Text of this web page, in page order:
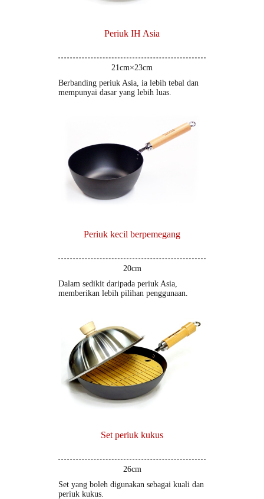
Periuk IH Asia
21cm×23cm
Berbanding periuk Asia, ia lebih tebal dan
mempunyai dasar yang lebih luas.
Periuk kecil berpemegang
20cm
Dalam sedikit daripada periuk Asia,
memberikan lebih pilihan penggunaan.
Set periuk kukus
26cm
Set yang boleh digunakan sebagai kuali dan
periuk kukus.